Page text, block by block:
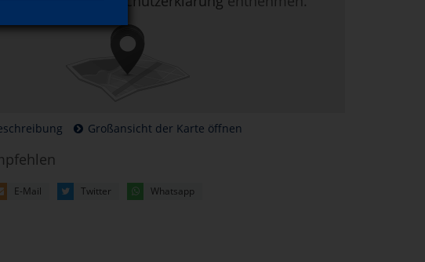
Großansicht der Karte öffnen
E-Mail Twitter Whatsapp